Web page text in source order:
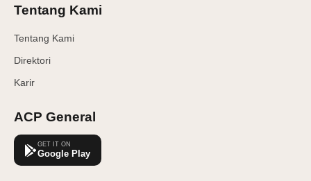
Tentang Kami
Tentang Kami
Direktori
Karir
ACP General
GET IT ON
Google Play